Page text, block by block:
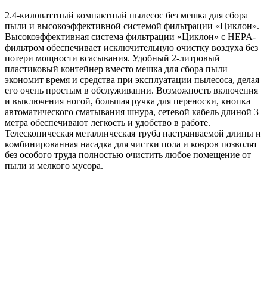
2.4-киловаттный компактный пылесос без мешка для сбора
пыли и высокоэффективной системой фильтрации «Циклон».
Высокоэффективная система фильтрации «Циклон» с HEPA-
фильтром обеспечивает исключительную очистку воздуха без
потери мощности всасывания. Удобный 2-литровый
пластиковый контейнер вместо мешка для сбора пыли
экономит время и средства при эксплуатации пылесоса, делая
его очень простым в обслуживании. Возможность включения
и выключения ногой, большая ручка для переноски, кнопка
автоматического сматывания шнура, сетевой кабель длиной 3
метра обеспечивают легкость и удобство в работе.
Телескопическая металлическая труба настраиваемой длины и
комбинированная насадка для чистки пола и ковров позволят
без особого труда полностью очистить любое помещение от
пыли и мелкого мусора.